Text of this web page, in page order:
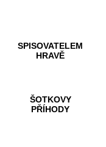
SPISOVATELEM
HRAVĚ
ŠOTKOVY
PŘÍHODY